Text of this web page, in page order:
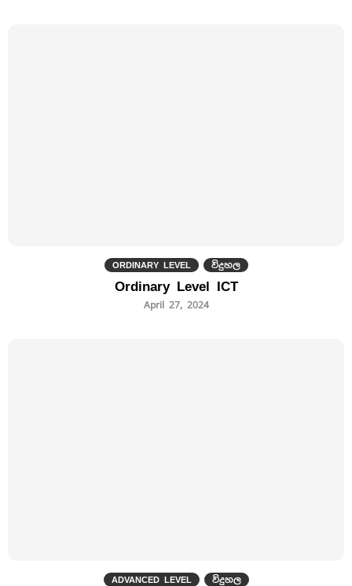
ORDINARY LEVEL විදුහල
Ordinary Level ICT
April 27, 2024
ADVANCED LEVEL විදුහල